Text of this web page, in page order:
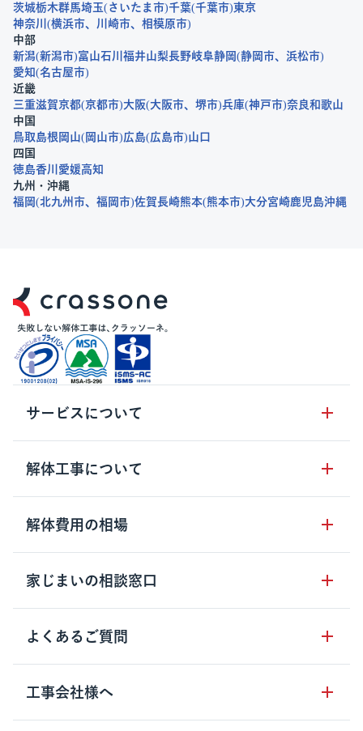
茨城栃木群馬埼玉 さいたま市 千葉 千葉市 東京
神奈川
横浜市 川崎市
相模原市
中部
新潟 新潟市 富山石川 福井山梨長野岐阜静岡 静岡市
浜松市
愛知 名古屋市
近畿
三重滋賀京都 京都市 大阪 大阪市 堺市 兵庫 神戸市 奈良和歌山
中国
鳥取 島根 岡山 岡山市 広島 広島市 山口
四国
徳島香川 愛媛高知
九州・沖縄
福岡 北九州市 福岡市 佐賀長崎熊本 熊本市 大分宮崎鹿児島沖縄
サービスについて
サービスの流れ
サービスのメリット
クラッソーネの自治体連携
お客さまの声
空き家の処分を検討のお客様へ
解体工事について
解体工事の基礎知識
解体工事に関わる法律
用語集
解体費用の相場
木造住宅の相場
鉄骨造住宅の相場
RC造住宅の相場
家じまいの相談窓口
家じまいの相談窓口
よくあるご質問
クラッソーネの利用方法
工事の進め方
工事会社様へ